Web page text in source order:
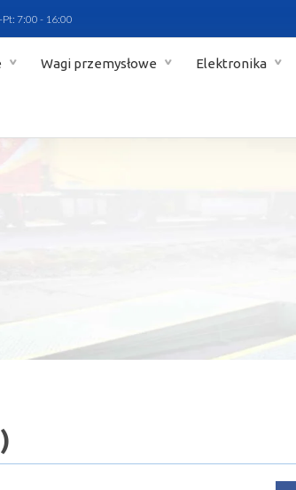
Pt: 7:00 - 16:00
Wagi przemysłowe Elektronika